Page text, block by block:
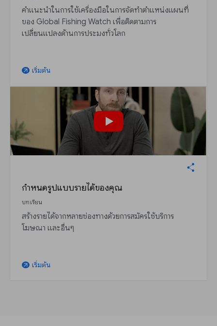
คำแนะนำในการใช้เครื่องมือในการจัดทำตำแหน่งแผนที่
ของ Global Fishing Watch เพื่อติดตามการ
เปลี่ยนแปลงด้านการประมงทั่วโลก
arrow_outward เริ่มต้น
กำหนดรูปแบบรายได้ของคุณ
บทเรียน
สร้างรายได้จากหลายช่องทางด้วยการสมัครใช้บริการ
โฆษณา และอื่นๆ
arrow_outward เริ่มต้น